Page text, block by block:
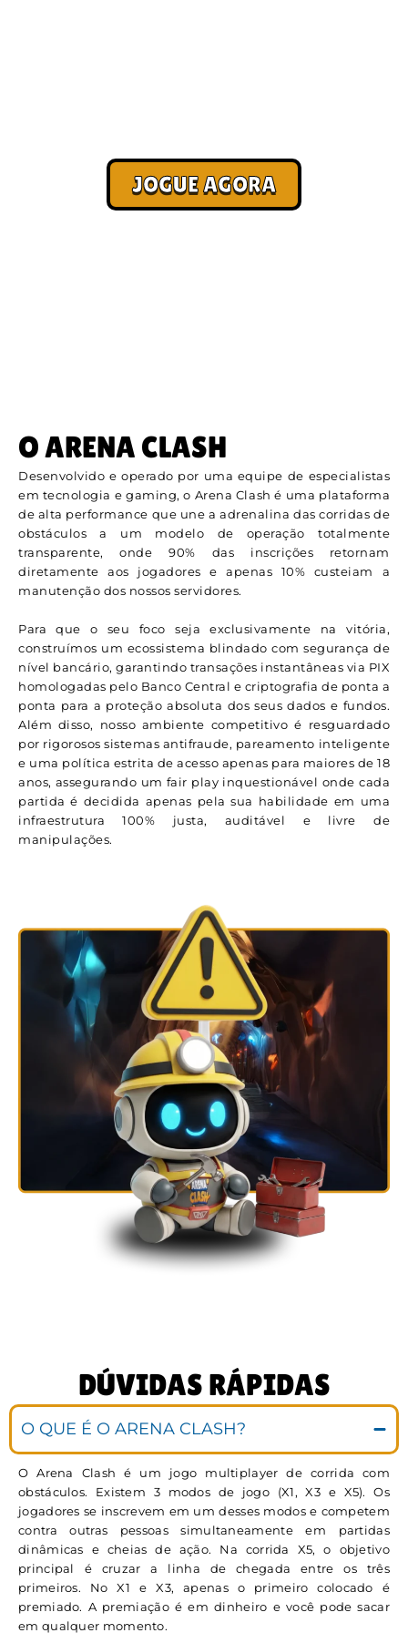
JOGUE AGORA
O ARENA CLASH
Desenvolvido e operado por uma equipe de especialistas
em tecnologia e gaming, o Arena Clash é uma plataforma
de alta performance que une a adrenalina das corridas de
obstáculos a um modelo de operação totalmente
transparente, onde 90% das inscrições retornam
diretamente aos jogadores e apenas 10% custeiam a
manutenção dos nossos servidores.
Para que o seu foco seja exclusivamente na vitória,
construímos um ecossistema blindado com segurança de
nível bancário, garantindo transações instantâneas via PIX
homologadas pelo Banco Central e criptografia de ponta a
ponta para a proteção absoluta dos seus dados e fundos.
Além disso, nosso ambiente competitivo é resguardado
por rigorosos sistemas antifraude, pareamento inteligente
e uma política estrita de acesso apenas para maiores de 18
anos, assegurando um fair play inquestionável onde cada
partida é decidida apenas pela sua habilidade em uma
infraestrutura 100% justa, auditável e livre de
manipulações.
DÚVIDAS RÁPIDAS
O QUE É O ARENA CLASH?
O Arena Clash é um jogo multiplayer de corrida com
obstáculos. Existem 3 modos de jogo (X1, X3 e X5). Os
jogadores se inscrevem em um desses modos e competem
contra outras pessoas simultaneamente em partidas
dinâmicas e cheias de ação. Na corrida X5, o objetivo
principal é cruzar a linha de chegada entre os três
primeiros. No X1 e X3, apenas o primeiro colocado é
premiado. A premiação é em dinheiro e você pode sacar
em qualquer momento.